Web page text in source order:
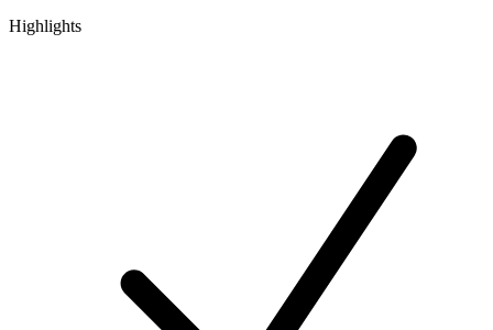
Highlights